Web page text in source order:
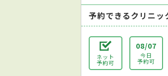
予約できるクリニッ
ネット
予約可
08/07
今日
予約可